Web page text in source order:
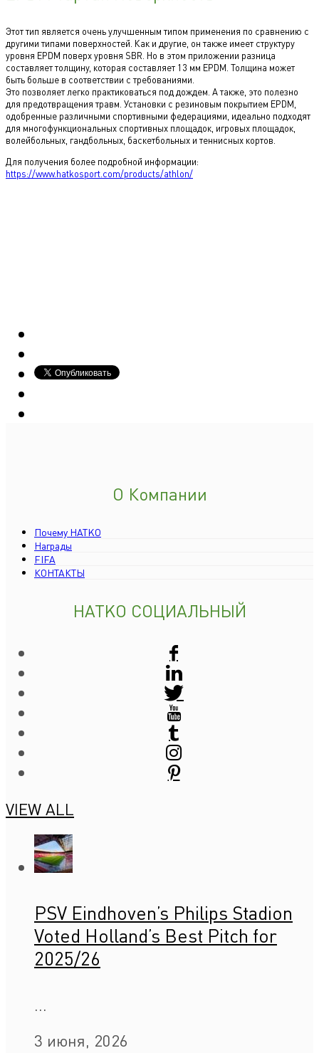
Этот тип является очень улучшенным типом применения по сравнению с
другими типами поверхностей. Как и другие, он также имеет структуру
уровня EPDM поверх уровня SBR. Но в этом приложении разница
составляет толщину, которая составляет 13 мм EPDM. Толщина может
быть больше в соответствии с требованиями.
Это позволяет легко практиковаться под дождем. А также, это полезно
для предотвращения травм. Установки с резиновым покрытием EPDM,
одобренные различными спортивными федерациями, идеально подходят
для многофункциональных спортивных площадок, игровых площадок,
волейбольных, гандбольных, баскетбольных и теннисных кортов.
Для получения более подробной информации:
https://www.hatkosport.com/products/athlon/
О Компании
Почему HATKO
Награды
FIFA
КОНТАКТЫ
HATKO СОЦИАЛЬНЫЙ
VIEW ALL
PSV Eindhoven’s Philips Stadion
Voted Holland’s Best Pitch for
2025/26
3 июня, 2026